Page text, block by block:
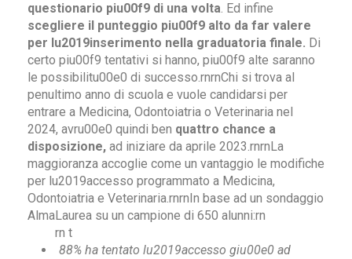
questionario piu00f9 di una volta. Ed infine
scegliere il punteggio piu00f9 alto da far valere
per lu2019inserimento nella graduatoria finale. Di
certo piu00f9 tentativi si hanno, piu00f9 alte saranno
le possibilitu00e0 di successo.rnrnChi si trova al
penultimo anno di scuola e vuole candidarsi per
entrare a Medicina, Odontoiatria o Veterinaria nel
2024, avru00e0 quindi ben quattro chance a
disposizione, ad iniziare da aprile 2023.rnrnLa
maggioranza accoglie come un vantaggio le modifiche
per lu2019accesso programmato a Medicina,
Odontoiatria e Veterinaria.rnrnIn base ad un sondaggio
AlmaLaurea su un campione di 650 alunni:rn
rn t
88% ha tentato lu2019accesso giu00e0 ad